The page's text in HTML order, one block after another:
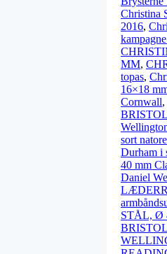
Christina
2016,
MM,
topas,
16×18
Cornwall,
sort
Durham i
40 mm
Daniel
STÅL, Ø